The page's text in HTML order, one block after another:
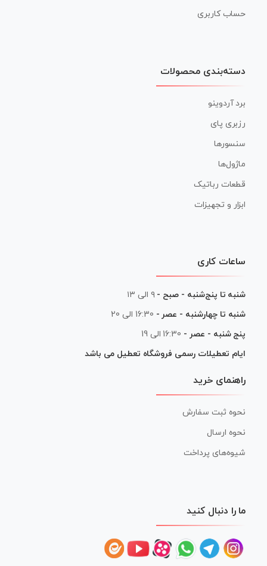
حساب کاربری
دسته‌بندی محصولات
برد آردوینو
رزبری پای
سنسورها
ماژول‌ها
قطعات رباتیک
ابزار و تجهیزات
ساعات کاری
شنبه تا پنج‌شنبه - صبح - ۹ الی ۱۳
شنبه تا چهارشنبه - عصر - 16:30 الی 20
پنج شنبه - عصر - 16:30 الی 19
ایام تعطیلات رسمی فروشگاه تعطیل می باشد
راهنمای خرید
نحوه ثبت سفارش
نحوه ارسال
شیوه‌های پرداخت
ما را دنبال کنید